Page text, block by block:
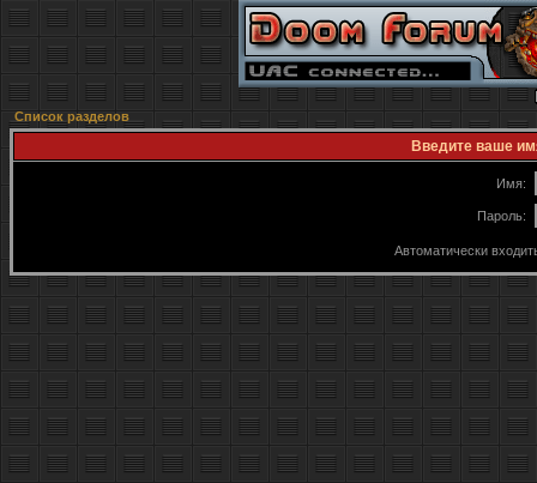
Список разделов
Введите ваше
Имя:
Пароль:
Автоматически